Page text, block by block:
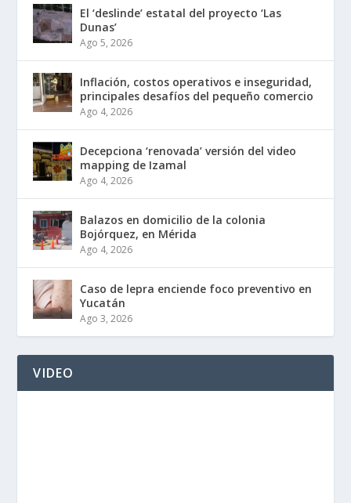
El ‘deslinde’ estatal del proyecto ‘Las
Dunas’
Ago 5, 2026
Inflación, costos operativos e inseguridad,
principales desafíos del pequeño comercio
Ago 4, 2026
Decepciona ‘renovada’ versión del video
mapping de Izamal
Ago 4, 2026
Balazos en domicilio de la colonia
Bojórquez, en Mérida
Ago 4, 2026
Caso de lepra enciende foco preventivo en
Yucatán
Ago 3, 2026
VIDEO